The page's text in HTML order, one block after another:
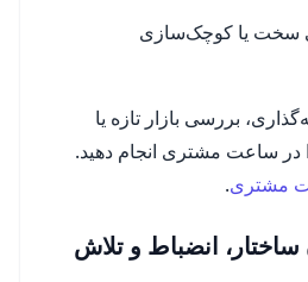
سخت یا کوچک‌سازی
بررسی بازار تازه یا
ساعت مشتری انجام دهید.
مشتری.
انضباط و تلاش